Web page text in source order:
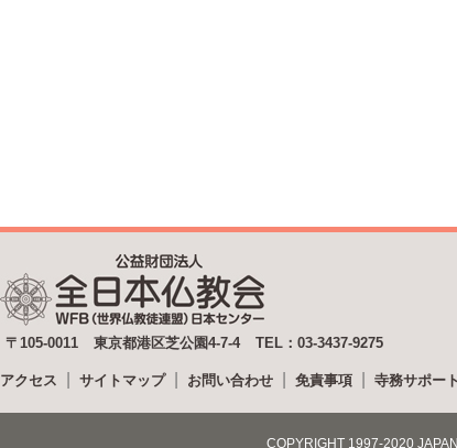
〒105-0011 東京都港区芝公園4-7-4 TEL：03-3437-9275
アクセス サイトマップ お問い合わせ 免責事項 寺務サポート
COPYRIGHT 1997-2020